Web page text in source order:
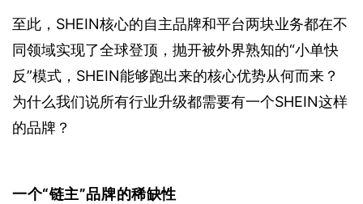
至此，SHEIN核心的自主品牌和平台两块业务都在不
同领域实现了全球登顶，抛开被外界熟知的“小单快
反”模式，SHEIN能够跑出来的核心优势从何而来？
为什么我们说所有行业升级都需要有一个SHEIN这样
的品牌？
一个“链主”品牌的稀缺性